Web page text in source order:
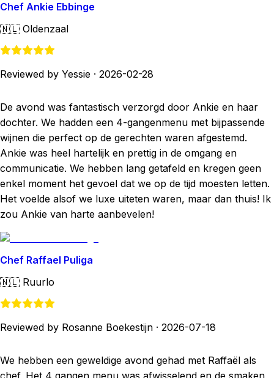
Chef Ankie Ebbinge
🇳🇱 Oldenzaal
Reviewed by Yessie · 2026-02-28
De avond was fantastisch verzorgd door Ankie en haar
dochter. We hadden een 4-gangenmenu met bijpassende
wijnen die perfect op de gerechten waren afgestemd.
Ankie was heel hartelijk en prettig in de omgang en
communicatie. We hebben lang getafeld en kregen geen
enkel moment het gevoel dat we op de tijd moesten letten.
Het voelde alsof we luxe uiteten waren, maar dan thuis! Ik
zou Ankie van harte aanbevelen!
Chef Raffael Puliga
🇳🇱 Ruurlo
Reviewed by Rosanne Boekestijn · 2026-07-18
We hebben een geweldige avond gehad met Raffaël als